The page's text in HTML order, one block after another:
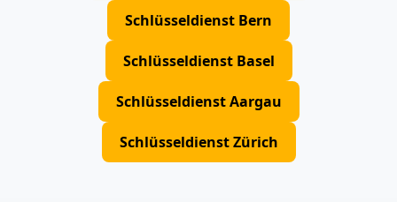
Schlüsseldienst Bern
Schlüsseldienst Basel
Schlüsseldienst Aargau
Schlüsseldienst Zürich